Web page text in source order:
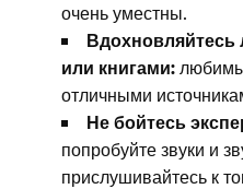
очень уместны.
или книгами:
отличными
Не бойтесь
попробуйте звуки и
прислушивайтесь к